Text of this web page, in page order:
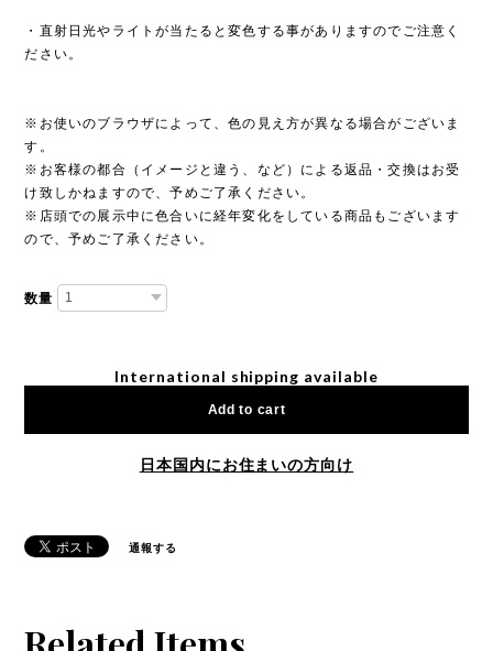
・直射日光やライトが当たると変色する事がありますのでご注意く
ださい。
※お使いのブラウザによって、色の見え方が異なる場合がございま
す。
※お客様の都合（イメージと違う、など）による返品・交換はお受
け致しかねますので、予めご了承ください。
※店頭での展示中に色合いに経年変化をしている商品もございます
ので、予めご了承ください。
数量
International shipping available
Add to cart
日本国内にお住まいの方向け
通報する